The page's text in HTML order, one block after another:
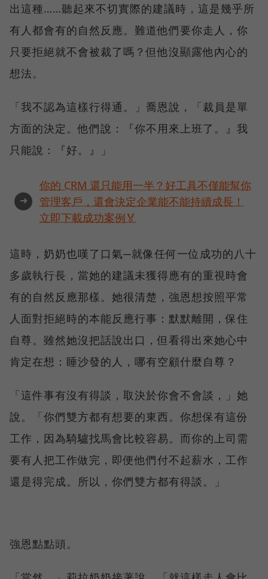
出這種……聽起來不切實際的建議時，這是幾乎所
有人都會有的自然反應。難道他們要你走人，你
只要拒絕就不會被裁了嗎？但他沒顯露他內心的
想法。
「我不認為這樣行得通。」喬恩說，「裁員是單
方面的決定。他們說：『你不用來上班了。』我
只能說：『好。』」
➜
你的 CRM 還只能用一半？好工具不僅能幫你
管理客戶，還會決定企業能不能持續成長！
立即下載成功案例🏅
這時，奶奶也嘆了口氣─就像任何一位成功的八十
多歲執行長，當她的建議未獲得應有的重視時會
有的自然反應那樣。她很清楚，強恩想按照平常
人面對拒絕時的本能反應行事：默默離開，保住
自尊。雖然她沒把話說出口，但看得出來她心中
肯定在想：睡沙發的人，哪有空顧什麼自尊？
「這件事有沒有得談，取決於你會不會談，」她
說。「你們雙方都有想要的東西。你想保有這份
工作，因為騎驢找馬會比較容易。而你的上司需
要有人把工作做完，即便他們付不起薪水，工作
還是得完成。所以，你們雙方都有得談。」
強恩點點頭。